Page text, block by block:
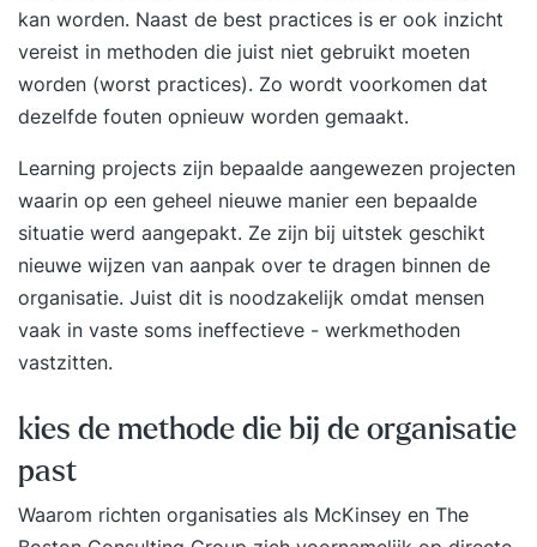
kan worden. Naast de best practices is er ook inzicht
vereist in methoden die juist niet gebruikt moeten
worden (worst practices). Zo wordt voorkomen dat
dezelfde fouten opnieuw worden gemaakt.
Learning projects zijn bepaalde aangewezen projecten
waarin op een geheel nieuwe manier een bepaalde
situatie werd aangepakt. Ze zijn bij uitstek geschikt
nieuwe wijzen van aanpak over te dragen binnen de
organisatie. Juist dit is noodzakelijk omdat mensen
vaak in vaste soms ineffectieve - werkmethoden
vastzitten.
kies de methode die bij de organisatie
past
Waarom richten organisaties als McKinsey en The